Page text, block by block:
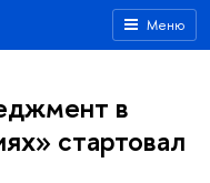
Меню
в
стартовал